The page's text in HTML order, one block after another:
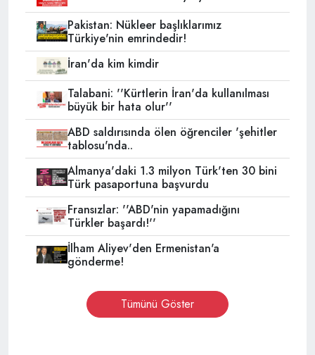
Pakistan: Nükleer başlıklarımız
Türkiye'nin emrindedir!
İran'da kim kimdir
Talabani: ''Kürtlerin İran'da kullanılması
büyük bir hata olur''
ABD saldırısında ölen öğrenciler 'şehitler
tablosu'nda..
Almanya'daki 1.3 milyon Türk'ten 30 bini
Türk pasaportuna başvurdu
Fransızlar: ''ABD'nin yapamadığını
Türkler başardı!''
İlham Aliyev'den Ermenistan'a
gönderme!
Tümünü Göster